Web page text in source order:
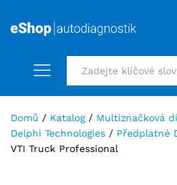
Domů / Katalog / Multiznačková
Delphi Technologies / Předplatné
VTI Truck Professional